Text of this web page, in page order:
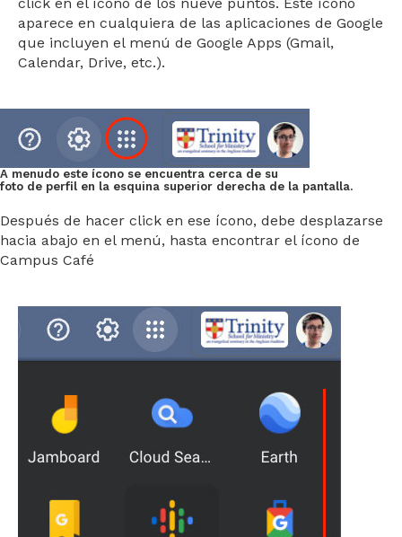
aparece en cualquiera de las aplicaciones de Google
que incluyen el menú de Google Apps (Gmail,
Calendar, Drive, etc.).
A menudo este ícono se encuentra cerca de su
foto de perfil en la esquina superior derecha de la pantalla.
Después de hacer click en ese ícono, debe desplazarse
hacia abajo en el menú, hasta encontrar el ícono de
Campus Café